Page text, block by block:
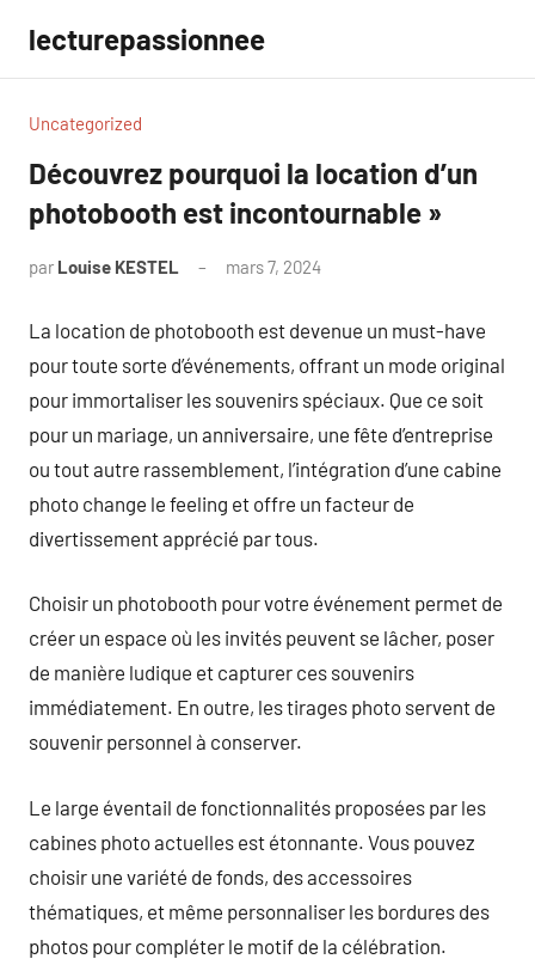
contenu
lecturepassionnee
Uncategorized
Découvrez pourquoi la location d’un
photobooth est incontournable »
par Louise KESTEL mars 7, 2024
La location de photobooth est devenue un must-have
pour toute sorte d’événements, offrant un mode original
pour immortaliser les souvenirs spéciaux. Que ce soit
pour un mariage, un anniversaire, une fête d’entreprise
ou tout autre rassemblement, l’intégration d’une cabine
photo change le feeling et offre un facteur de
divertissement apprécié par tous.
Choisir un photobooth pour votre événement permet de
créer un espace où les invités peuvent se lâcher, poser
de manière ludique et capturer ces souvenirs
immédiatement. En outre, les tirages photo servent de
souvenir personnel à conserver.
Le large éventail de fonctionnalités proposées par les
cabines photo actuelles est étonnante. Vous pouvez
choisir une variété de fonds, des accessoires
thématiques, et même personnaliser les bordures des
photos pour compléter le motif de la célébration.